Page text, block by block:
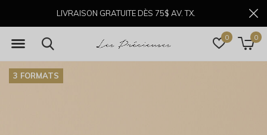
0 0
LIVRAISON GRATUITE DÈS 75$ AV. TX.
3 FORMATS